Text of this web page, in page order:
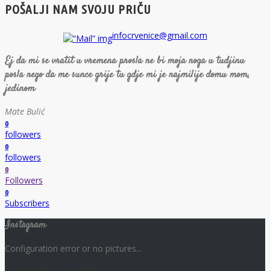
POŠALJI NAM SVOJU PRIČU
infocrvenice@gmail.com
Ej da mi se vratit u vremena prosla ne bi moja noga u tudjinu
posla nego da me sunce grije tu gdje mi je najmilije domu mom,
jedinom
Mate Bulić
0
followers
0
followers
0
Followers
0
Subscribers
Instagram
Configuration error or no pictures...